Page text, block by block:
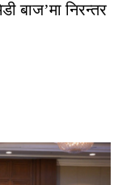
बाज’मा निरन्तर